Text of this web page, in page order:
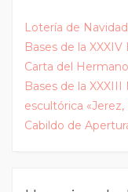
Lotería de
Bases de la
Carta del
Bases de la
escultórica
Cabildo de